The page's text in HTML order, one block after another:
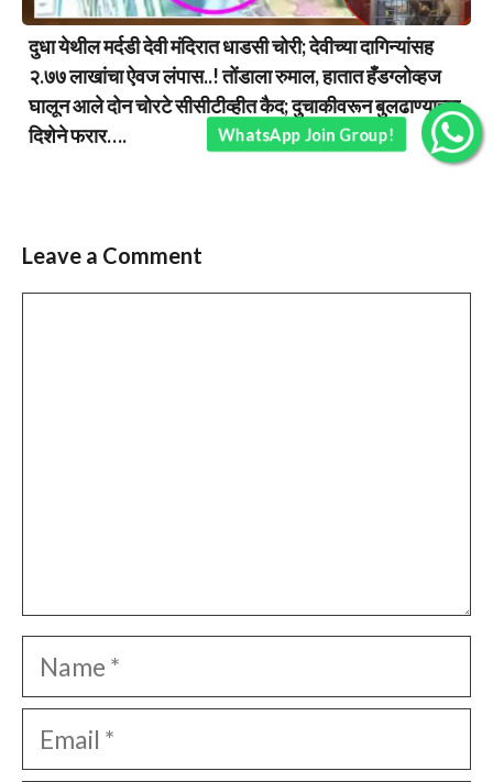
दुधा येथील मर्दडी देवी मंदिरात धाडसी चोरी; देवीच्या दागिन्यांसह
२.७७ लाखांचा ऐवज लंपास..! तोंडाला रुमाल, हातात हँडग्लोव्हज
घालून आले दोन चोरटे सीसीटीव्हीत कैद; दुचाकीवरून बुलढाण्याच्या
दिशेने फरार….
Leave a Comment
Name
Email
WhatsApp Join Group!